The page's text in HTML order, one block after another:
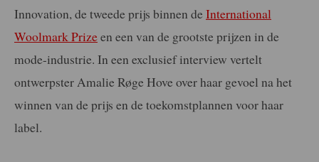
Innovation, de tweede prijs binnen de International
Woolmark Prizeen een van de grootste prijzen in de
mode-industrie. In een exclusief interview vertelt
ontwerpster Amalie Røge Hove over haar gevoel na het
winnen van de prijs en de toekomstplannen voor haar
label.